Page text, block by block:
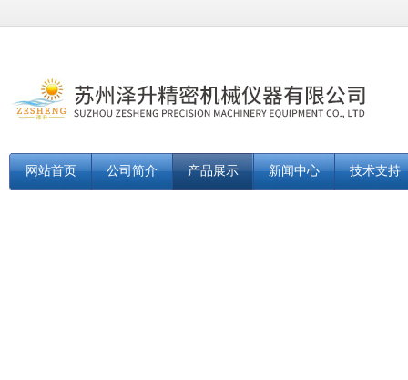
网站首页 公司简介 产品展示 新闻中心 技术支持